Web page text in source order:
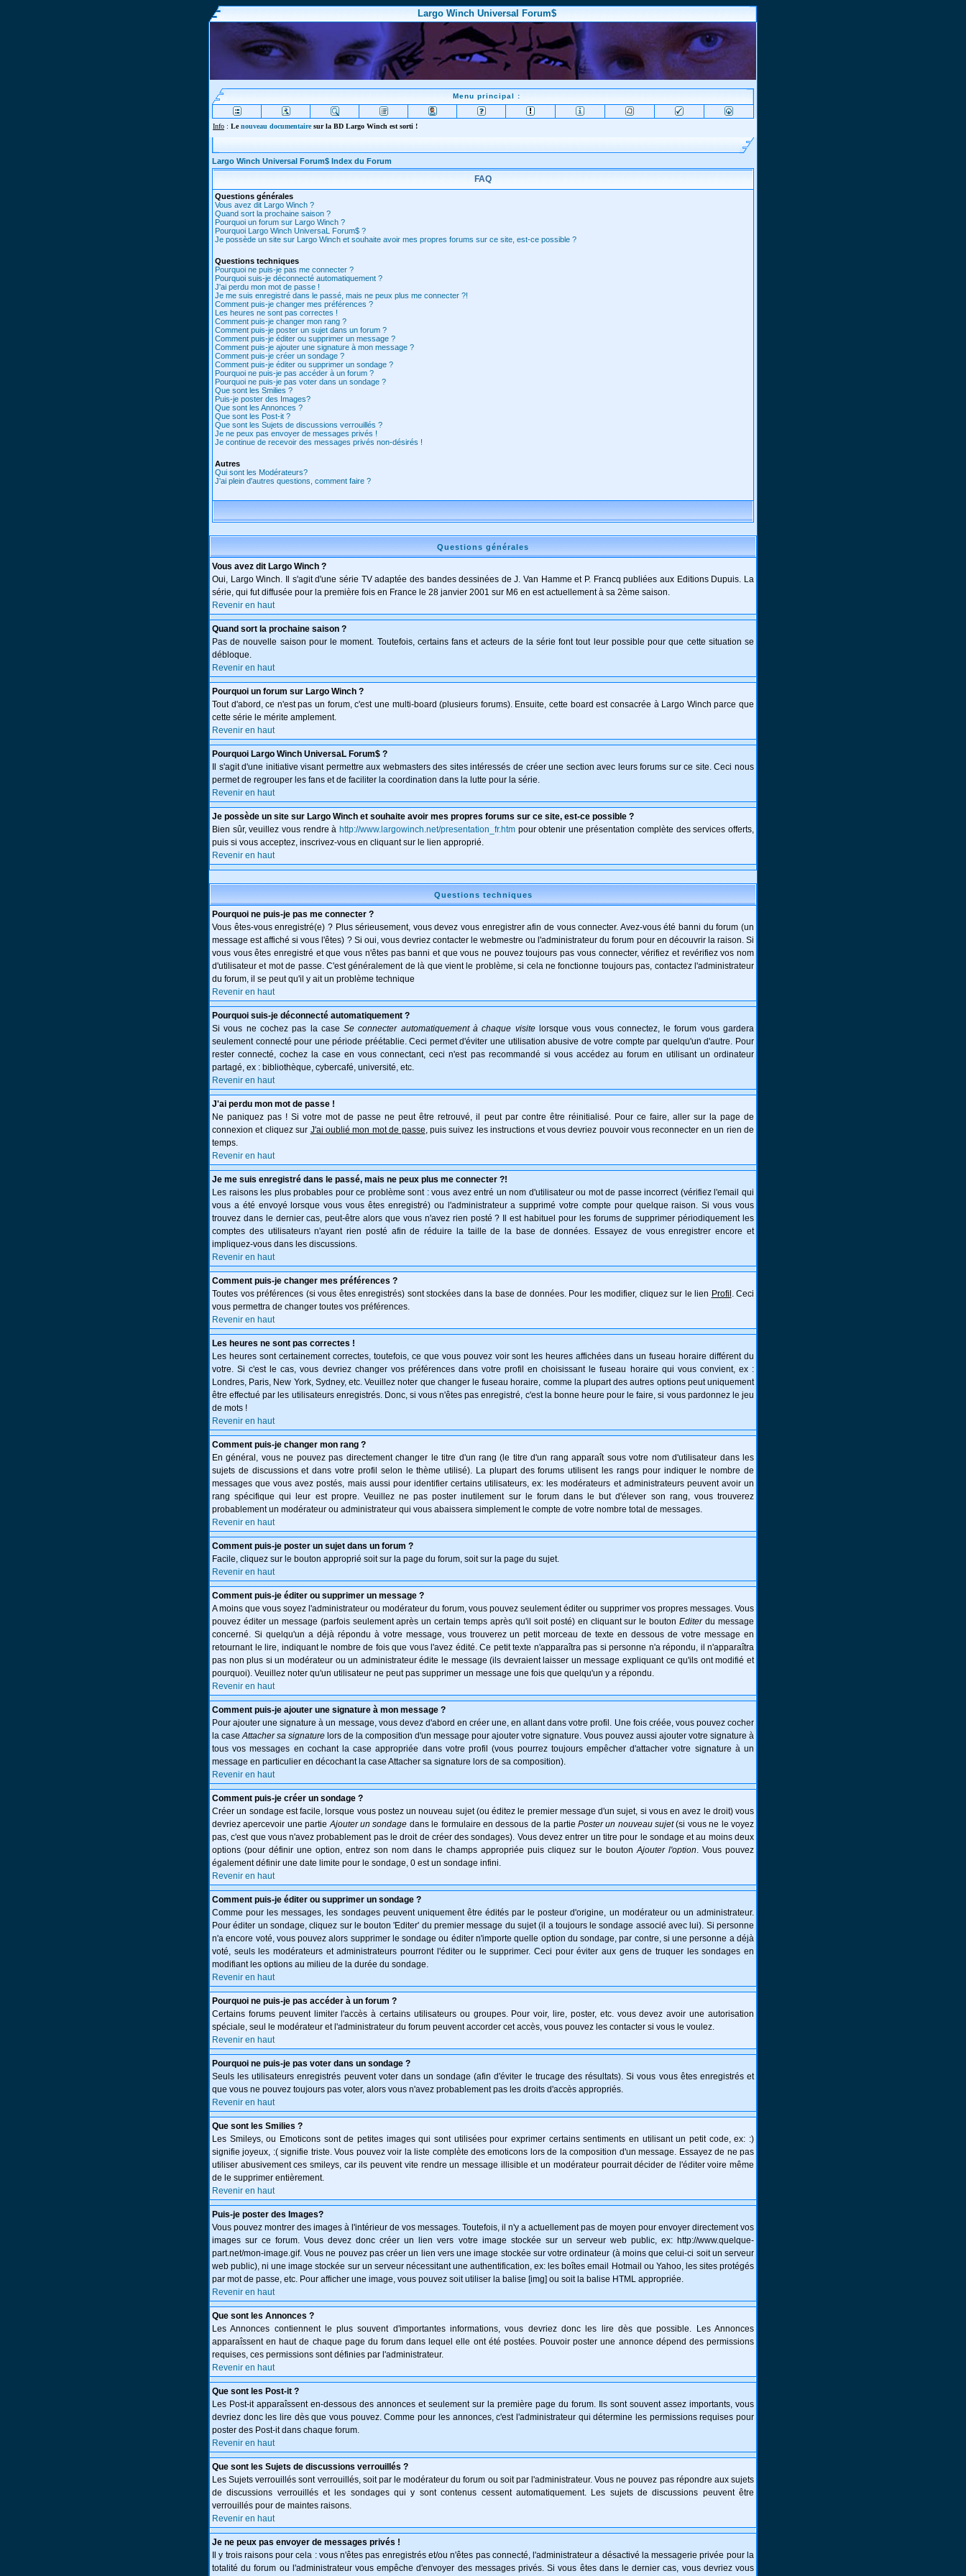
Largo Winch Universal Forum$
Menu principal :
Info : Lenouveau documentairesur la BD Largo Winch est sorti !
Largo Winch Universal Forum$ Index du Forum
FAQ
Questions générales
Vous avez dit Largo Winch ?
Quand sort la prochaine saison ?
Pourquoi un forum sur Largo Winch ?
Pourquoi Largo Winch UniversaL Forum$ ?
Je possède un site sur Largo Winch et souhaite avoir mes propres forums sur ce site, est-ce possible ?
Questions techniques
Pourquoi ne puis-je pas me connecter ?
Pourquoi suis-je déconnecté automatiquement ?
J'ai perdu mon mot de passe !
Je me suis enregistré dans le passé, mais ne peux plus me connecter ?!
Comment puis-je changer mes préférences ?
Les heures ne sont pas correctes !
Comment puis-je changer mon rang ?
Comment puis-je poster un sujet dans un forum ?
Comment puis-je éditer ou supprimer un message ?
Comment puis-je ajouter une signature à mon message ?
Comment puis-je créer un sondage ?
Comment puis-je éditer ou supprimer un sondage ?
Pourquoi ne puis-je pas accéder à un forum ?
Pourquoi ne puis-je pas voter dans un sondage ?
Que sont les Smilies ?
Puis-je poster des Images?
Que sont les Annonces ?
Que sont les Post-it ?
Que sont les Sujets de discussions verrouillés ?
Je ne peux pas envoyer de messages privés !
Je continue de recevoir des messages privés non-désirés !
Autres
Qui sont les Modérateurs?
J'ai plein d'autres questions, comment faire ?
Questions générales
Vous avez dit Largo Winch ?
Oui, Largo Winch. Il s'agit d'une série TV adaptée des bandes dessinées de J. Van Hamme et P. Francq publiées aux Editions Dupuis. La
série, qui fut diffusée pour la première fois en France le 28 janvier 2001 sur M6 en est actuellement à sa 2ème saison.
Revenir en haut
Quand sort la prochaine saison ?
Pas de nouvelle saison pour le moment. Toutefois, certains fans et acteurs de la série font tout leur possible pour que cette situation se
débloque.
Revenir en haut
Pourquoi un forum sur Largo Winch ?
Tout d'abord, ce n'est pas un forum, c'est une multi-board (plusieurs forums). Ensuite, cette board est consacrée à Largo Winch parce que
cette série le mérite amplement.
Revenir en haut
Pourquoi Largo Winch UniversaL Forum$ ?
Il s'agit d'une initiative visant permettre aux webmasters des sites intéressés de créer une section avec leurs forums sur ce site. Ceci nous
permet de regrouper les fans et de faciliter la coordination dans la lutte pour la série.
Revenir en haut
Je possède un site sur Largo Winch et souhaite avoir mes propres forums sur ce site, est-ce possible ?
Bien sûr, veuillez vous rendre à http://www.largowinch.net/presentation_fr.htmpour obtenir une présentation complète des services offerts,
puis si vous acceptez, inscrivez-vous en cliquant sur le lien approprié.
Revenir en haut
Questions techniques
Pourquoi ne puis-je pas me connecter ?
Vous êtes-vous enregistré(e) ? Plus sérieusement, vous devez vous enregistrer afin de vous connecter. Avez-vous été banni du forum (un
message est affiché si vous l'êtes) ? Si oui, vous devriez contacter le webmestre ou l'administrateur du forum pour en découvrir la raison. Si
vous vous êtes enregistré et que vous n'êtes pas banni et que vous ne pouvez toujours pas vous connecter, vérifiez et revérifiez vos nom
d'utilisateur et mot de passe. C'est généralement de là que vient le problème, si cela ne fonctionne toujours pas, contactez l'administrateur
du forum, il se peut qu'il y ait un problème technique
Revenir en haut
Pourquoi suis-je déconnecté automatiquement ?
Si vous ne cochez pas la caseSe connecter automatiquement à chaque visitelorsque vous vous connectez, le forum vous gardera
seulement connecté pour une période préétablie. Ceci permet d'éviter une utilisation abusive de votre compte par quelqu'un d'autre. Pour
rester connecté, cochez la case en vous connectant, ceci n'est pas recommandé si vous accédez au forum en utilisant un ordinateur
partagé, ex : bibliothèque, cybercafé, université, etc.
Revenir en haut
J'ai perdu mon mot de passe !
Ne paniquez pas ! Si votre mot de passe ne peut être retrouvé, il peut par contre être réinitialisé. Pour ce faire, aller sur la page de
connexion et cliquez sur J'ai oublié mon mot de passe, puis suivez les instructions et vous devriez pouvoir vous reconnecter en un rien de
temps.
Revenir en haut
Je me suis enregistré dans le passé, mais ne peux plus me connecter ?!
Les raisons les plus probables pour ce problème sont : vous avez entré un nom d'utilisateur ou mot de passe incorrect (vérifiez l'email qui
vous a été envoyé lorsque vous vous êtes enregistré) ou l'administrateur a supprimé votre compte pour quelque raison. Si vous vous
trouvez dans le dernier cas, peut-être alors que vous n'avez rien posté ? Il est habituel pour les forums de supprimer périodiquement les
comptes des utilisateurs n'ayant rien posté afin de réduire la taille de la base de données. Essayez de vous enregistrer encore et
impliquez-vous dans les discussions.
Revenir en haut
Comment puis-je changer mes préférences ?
Toutes vos préférences (si vous êtes enregistrés) sont stockées dans la base de données. Pour les modifier, cliquez sur le lien Profil . Ceci
vous permettra de changer toutes vos préférences.
Revenir en haut
Les heures ne sont pas correctes !
Les heures sont certainement correctes, toutefois, ce que vous pouvez voir sont les heures affichées dans un fuseau horaire différent du
votre. Si c'est le cas, vous devriez changer vos préférences dans votre profil en choisissant le fuseau horaire qui vous convient, ex :
Londres, Paris, New York, Sydney, etc. Veuillez noter que changer le fuseau horaire, comme la plupart des autres options peut uniquement
être effectué par les utilisateurs enregistrés. Donc, si vous n'êtes pas enregistré, c'est la bonne heure pour le faire, si vous pardonnez le jeu
de mots !
Revenir en haut
Comment puis-je changer mon rang ?
En général, vous ne pouvez pas directement changer le titre d'un rang (le titre d'un rang apparaît sous votre nom d'utilisateur dans les
sujets de discussions et dans votre profil selon le thème utilisé). La plupart des forums utilisent les rangs pour indiquer le nombre de
messages que vous avez postés, mais aussi pour identifier certains utilisateurs, ex: les modérateurs et administrateurs peuvent avoir un
rang spécifique qui leur est propre. Veuillez ne pas poster inutilement sur le forum dans le but d'élever son rang, vous trouverez
probablement un modérateur ou administrateur qui vous abaissera simplement le compte de votre nombre total de messages.
Revenir en haut
Comment puis-je poster un sujet dans un forum ?
Facile, cliquez sur le bouton approprié soit sur la page du forum, soit sur la page du sujet.
Revenir en haut
Comment puis-je éditer ou supprimer un message ?
A moins que vous soyez l'administrateur ou modérateur du forum, vous pouvez seulement éditer ou supprimer vos propres messages. Vous
pouvez éditer un message (parfois seulement après un certain temps après qu'il soit posté) en cliquant sur le boutonEditerdu message
concerné. Si quelqu'un a déjà répondu à votre message, vous trouverez un petit morceau de texte en dessous de votre message en
retournant le lire, indiquant le nombre de fois que vous l'avez édité. Ce petit texte n'apparaîtra pas si personne n'a répondu, il n'apparaîtra
pas non plus si un modérateur ou un administrateur édite le message (ils devraient laisser un message expliquant ce qu'ils ont modifié et
pourquoi). Veuillez noter qu'un utilisateur ne peut pas supprimer un message une fois que quelqu'un y a répondu.
Revenir en haut
Comment puis-je ajouter une signature à mon message ?
Pour ajouter une signature à un message, vous devez d'abord en créer une, en allant dans votre profil. Une fois créée, vous pouvez cocher
la caseAttacher sa signature lors de la composition d'un message pour ajouter votre signature. Vous pouvez aussi ajouter votre signature à
tous vos messages en cochant la case appropriée dans votre profil (vous pourrez toujours empêcher d'attacher votre signature à un
message en particulier en décochant la case Attacher sa signature lors de sa composition).
Revenir en haut
Comment puis-je créer un sondage ?
Créer un sondage est facile, lorsque vous postez un nouveau sujet (ou éditez le premier message d'un sujet, si vous en avez le droit) vous
devriez apercevoir une partieAjouter un sondage dans le formulaire en dessous de la partie Poster un nouveau sujet(si vous ne le voyez
pas, c'est que vous n'avez probablement pas le droit de créer des sondages). Vous devez entrer un titre pour le sondage et au moins deux
options (pour définir une option, entrez son nom dans le champs appropriée puis cliquez sur le boutonAjouter l'option. Vous pouvez
également définir une date limite pour le sondage, 0 est un sondage infini.
Revenir en haut
Comment puis-je éditer ou supprimer un sondage ?
Comme pour les messages, les sondages peuvent uniquement être édités par le posteur d'origine, un modérateur ou un administrateur.
Pour éditer un sondage, cliquez sur le bouton 'Editer' du premier message du sujet (il a toujours le sondage associé avec lui). Si personne
n'a encore voté, vous pouvez alors supprimer le sondage ou éditer n'importe quelle option du sondage, par contre, si une personne a déjà
voté, seuls les modérateurs et administrateurs pourront l'éditer ou le supprimer. Ceci pour éviter aux gens de truquer les sondages en
modifiant les options au milieu de la durée du sondage.
Revenir en haut
Pourquoi ne puis-je pas accéder à un forum ?
Certains forums peuvent limiter l'accès à certains utilisateurs ou groupes. Pour voir, lire, poster, etc. vous devez avoir une autorisation
spéciale, seul le modérateur et l'administrateur du forum peuvent accorder cet accès, vous pouvez les contacter si vous le voulez.
Revenir en haut
Pourquoi ne puis-je pas voter dans un sondage ?
Seuls les utilisateurs enregistrés peuvent voter dans un sondage (afin d'éviter le trucage des résultats). Si vous vous êtes enregistrés et
que vous ne pouvez toujours pas voter, alors vous n'avez probablement pas les droits d'accès appropriés.
Revenir en haut
Que sont les Smilies ?
Les Smileys, ou Emoticons sont de petites images qui sont utilisées pour exprimer certains sentiments en utilisant un petit code, ex: :)
signifie joyeux, :( signifie triste. Vous pouvez voir la liste complète des emoticons lors de la composition d'un message. Essayez de ne pas
utiliser abusivement ces smileys, car ils peuvent vite rendre un message illisible et un modérateur pourrait décider de l'éditer voire même
de le supprimer entièrement.
Revenir en haut
Puis-je poster des Images?
Vous pouvez montrer des images à l'intérieur de vos messages. Toutefois, il n'y a actuellement pas de moyen pour envoyer directement vos
images sur ce forum. Vous devez donc créer un lien vers votre image stockée sur un serveur web public, ex: http://www.quelque-
part.net/mon-image.gif. Vous ne pouvez pas créer un lien vers une image stockée sur votre ordinateur (à moins que celui-ci soit un serveur
web public), ni une image stockée sur un serveur nécessitant une authentification, ex: les boîtes email Hotmail ou Yahoo, les sites protégés
par mot de passe, etc. Pour afficher une image, vous pouvez soit utiliser la balise [img] ou soit la balise HTML appropriée.
Revenir en haut
Que sont les Annonces ?
Les Annonces contiennent le plus souvent d'importantes informations, vous devriez donc les lire dès que possible. Les Annonces
apparaîssent en haut de chaque page du forum dans lequel elle ont été postées. Pouvoir poster une annonce dépend des permissions
requises, ces permissions sont définies par l'administrateur.
Revenir en haut
Que sont les Post-it ?
Les Post-it apparaîssent en-dessous des annonces et seulement sur la première page du forum. Ils sont souvent assez importants, vous
devriez donc les lire dès que vous pouvez. Comme pour les annonces, c'est l'administrateur qui détermine les permissions requises pour
poster des Post-it dans chaque forum.
Revenir en haut
Que sont les Sujets de discussions verrouillés ?
Les Sujets verrouillés sont verrouillés, soit par le modérateur du forum ou soit par l'administrateur. Vous ne pouvez pas répondre aux sujets
de discussions verrouillés et les sondages qui y sont contenus cessent automatiquement. Les sujets de discussions peuvent être
verrouillés pour de maintes raisons.
Revenir en haut
Je ne peux pas envoyer de messages privés !
Il y trois raisons pour cela : vous n'êtes pas enregistrés et/ou n'êtes pas connecté, l'administrateur a désactivé la messagerie privée pour la
totalité du forum ou l'administrateur vous empêche d'envoyer des messages privés. Si vous êtes dans le dernier cas, vous devriez vous